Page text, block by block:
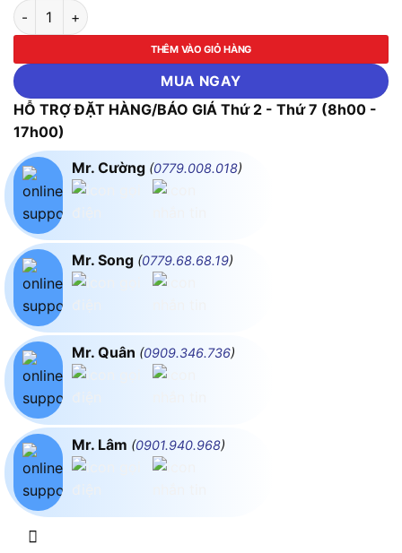
Kệ kết nối Dewalt DWST1-71229 số lượng
THÊM VÀO GIỎ HÀNG
MUA NGAY
HỖ TRỢ ĐẶT HÀNG/BÁO GIÁ Thứ 2 - Thứ 7 (8h00 -
17h00)
Mr. Cường (0779.008.018)
Mr. Song (0779.68.68.19)
Mr. Quân (0909.346.736)
Mr. Lâm (0901.940.968)